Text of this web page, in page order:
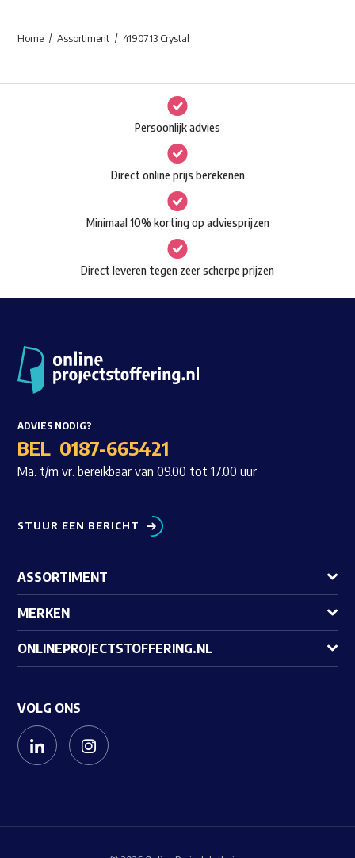
Waar ben je naar op zoek?
Deze
optie
kan
gekozen
worden
op
de
productpagina
Home Assortiment 4190713 Crystal
Persoonlijk advies
Direct online prijs berekenen
Minimaal 10% korting op adviesprijzen
Direct leveren tegen zeer scherpe prijzen
ADVIES NODIG?
BEL 0187-665421
Ma. t/m vr. bereikbaar van 09.00 tot 17.00 uur
STUUR EEN BERICHT
ASSORTIMENT
MERKEN
ONLINEPROJECTSTOFFERING.NL
VOLG ONS